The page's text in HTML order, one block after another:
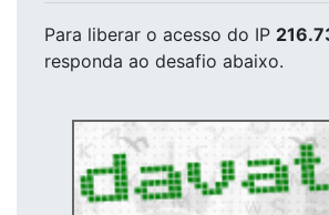
Para liberar o acesso do IP
responda ao desafio abaixo.